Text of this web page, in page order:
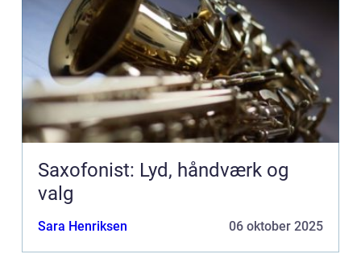
Saxofonist: Lyd, håndværk og
valg
Sara Henriksen 06 oktober 2025